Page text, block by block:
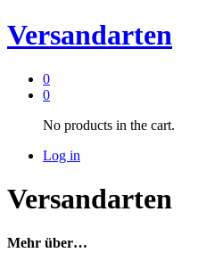
Versandarten
0
0
No products in the cart.
Log in
Versandarten
Mehr über…